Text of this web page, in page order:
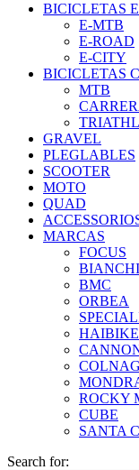
BICICLETAS
E-MTB
E-ROAD
E-CITY
BICICLETAS
MTB
GRAVEL
PLEGLABLES
SCOOTER
MOTO
QUAD
MARCAS
FOCUS
BIANCHI
BMC
ORBEA
HAIBIKE
ROCKY
CUBE
SANTA
Search for: